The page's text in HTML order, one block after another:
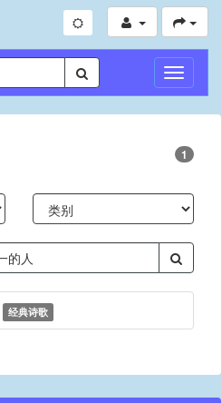
切
换
导
1
经典诗歌